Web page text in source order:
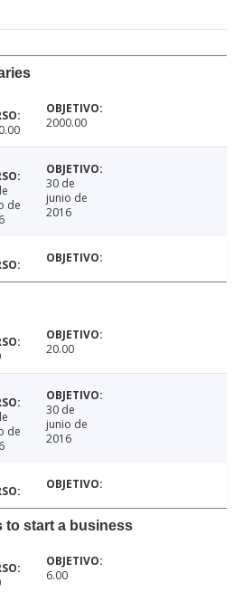
2000.00
de
30 de
junio de
2016
20.00
de
30 de
junio de
2016
to start a business
6.00